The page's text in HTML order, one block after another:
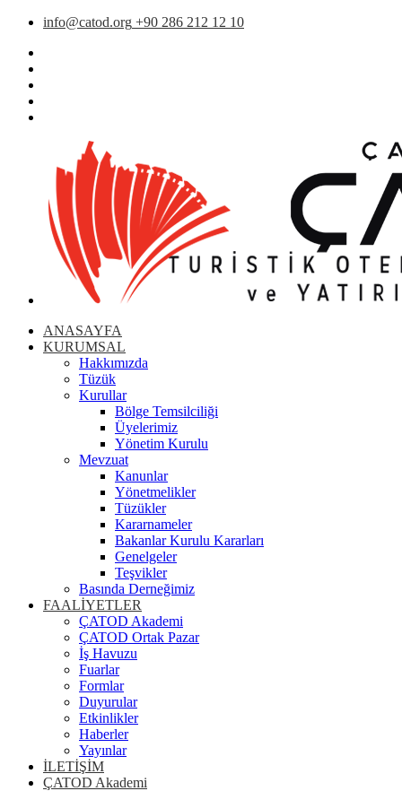
info@catod.org +90 286 212 12 10
ANASAYFA
KURUMSAL
Hakkımızda
Tüzük
Kurullar
Bölge Temsilciliği
Üyelerimiz
Yönetim Kurulu
Mevzuat
Kanunlar
Yönetmelikler
Tüzükler
Kararnameler
Bakanlar Kurulu Kararları
Genelgeler
Teşvikler
Basında Derneğimiz
FAALİYETLER
ÇATOD Akademi
ÇATOD Ortak Pazar
İş Havuzu
Fuarlar
Formlar
Duyurular
Etkinlikler
Haberler
Yayınlar
İLETİŞİM
ÇATOD Akademi